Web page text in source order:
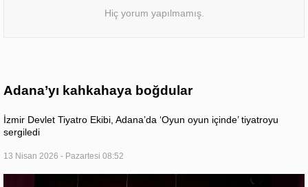
Hiç yorum yapılmamış.
Adana’yı kahkahaya boğdular
İzmir Devlet Tiyatro Ekibi, Adana’da ‘Oyun oyun içinde’ tiyatroyu
sergiledi
13 Nisan 2026 - Pazartesi 08:52